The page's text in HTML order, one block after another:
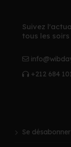
Suivez
tous les
+212 684
Se désabonner